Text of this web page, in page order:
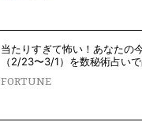
当たりすぎて怖い！あなたの
（2/23〜3/1）を数秘術占い
FORTUNE